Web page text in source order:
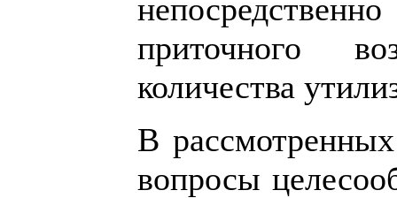
приточного
количества
В
вопросы